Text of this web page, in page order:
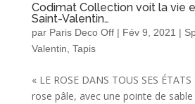
Codimat Collection voit la vie
Saint-Valentin…
par Paris Deco Off| Fév 9, 2021 |
Valentin Tapis
« LE ROSE DANS TOUS SES
rose pâle, avec une pointe de